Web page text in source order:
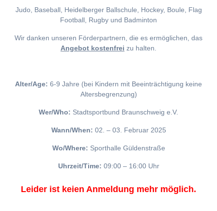
Judo, Baseball, Heidelberger Ballschule, Hockey, Boule, Flag
Football, Rugby und Badminton
Wir danken unseren Förderpartnern, die es ermöglichen, das
Angebot kostenfrei zu halten.
Alter/Age: 6-9 Jahre (bei Kindern mit Beeinträchtigung keine
Altersbegrenzung)
Wer/Who: Stadtsportbund Braunschweig e.V.
Wann/When: 02. – 03. Februar 2025
Wo/Where: Sporthalle Güldenstraße
Uhrzeit/Time: 09:00 – 16:00 Uhr
Leider ist keien Anmeldung mehr möglich.